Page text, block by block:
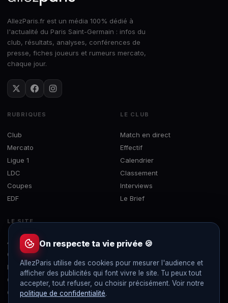
AllezParis.fr est un média 100% dédié à
l'actualité du Paris Saint-Germain : infos du
club, résultats, analyses, conférences de
presse, fiches joueurs et rumeurs mercato,
chaque jour.
RUBRIQUES
Club
Mercato
Ligue 1
LDC
Coupes
EDF
LE CLUB
Match en direct
Effectif
Calendrier
Classement
Interviews
Le Brief
LE SITE
À propos
Contact
Mentions légales
Confidentialité
Gérer les cookies
On respecte ta vie privée 🍪
AllezParis utilise des cookies pour mesurer l'audience et
afficher des publicités qui font vivre le site. Tu peux tout
accepter, tout refuser, ou choisir précisément. Voir notre
politique de confidentialité.